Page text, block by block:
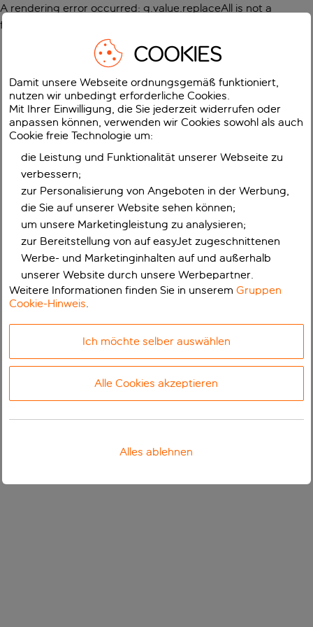
A rendering error occurred: g.value.replaceAll is not a
function
COOKIES
Damit unsere Webseite ordnungsgemäß funktioniert,
nutzen wir unbedingt erforderliche Cookies.
Mit Ihrer Einwilligung, die Sie jederzeit widerrufen oder
anpassen können, verwenden wir Cookies sowohl als auch
Cookie freie Technologie um:
die Leistung und Funktionalität unserer Webseite zu
verbessern;
zur Personalisierung von Angeboten in der Werbung,
die Sie auf unserer Website sehen können;
um unsere Marketingleistung zu analysieren;
zur Bereitstellung von auf easyJet zugeschnittenen
Werbe- und Marketinginhalten auf und außerhalb
unserer Website durch unsere Werbepartner.
Weitere Informationen finden Sie in unseremGruppen
Cookie-Hinweis.
Ich möchte selber auswählen
Alle Cookies akzeptieren
Alles ablehnen